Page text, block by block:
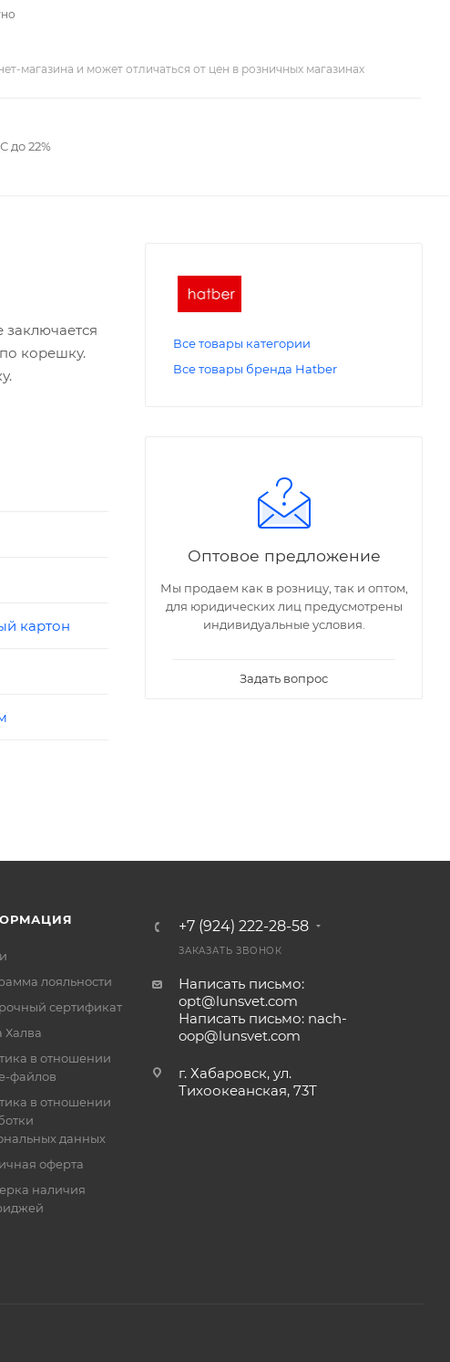
магазина и может отличаться от цен в розничных магазинах
до 22%
корешку.
картон
Все товары категории
Все товары бренда Hatber
Оптовое предложение
Мы продаем как в розницу, так и оптом,
для юридических лиц предусмотрены
индивидуальные условия.
Задать вопрос
лояльности
сертификат
Халва
в отношении
файлов
в отношении
данных
оферта
наличия
+7 (924) 222-28-58
ЗАКАЗАТЬ ЗВОНОК
Написать письмо:
opt@lunsvet.com
Написать письмо: nach-
oop@lunsvet.com
г. Хабаровск, ул.
Тихоокеанская, 73Т